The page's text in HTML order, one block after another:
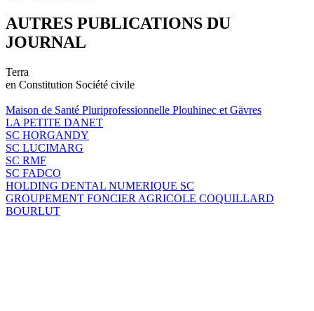
AUTRES PUBLICATIONS DU
JOURNAL
Terra
en Constitution Société civile
Maison de Santé Pluriprofessionnelle Plouhinec et Gävres
LA PETITE DANET
SC HORGANDY
SC LUCIMARG
SC RMF
SC FADCO
HOLDING DENTAL NUMERIQUE SC
GROUPEMENT FONCIER AGRICOLE COQUILLARD
BOURLUT